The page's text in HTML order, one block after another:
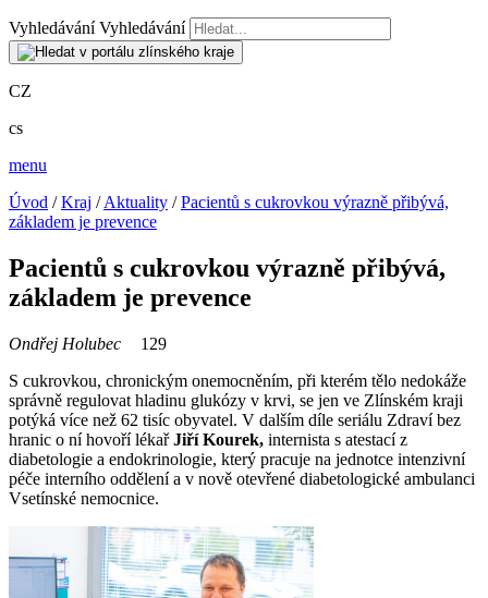
Vyhledávání Vyhledávání
CZ
cs
menu
Úvod /Kraj /Aktuality /Pacientů s cukrovkou výrazně přibývá,
základem je prevence
Pacientů s cukrovkou výrazně přibývá,
základem je prevence
Ondřej Holubec
129
S cukrovkou, chronickým onemocněním, při kterém tělo nedokáže
správně regulovat hladinu glukózy v krvi, se jen ve Zlínském kraji
potýká více než 62 tisíc obyvatel. V dalším díle seriálu Zdraví bez
hranic o ní hovoří lékařJiří Kourek, internista s atestací z
diabetologie a endokrinologie, který pracuje na jednotce intenzivní
péče interního oddělení a v nově otevřené diabetologické ambulanci
Vsetínské nemocnice.